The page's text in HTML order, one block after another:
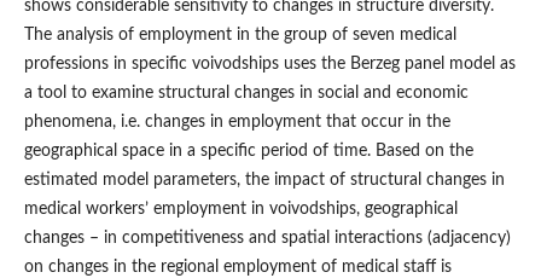
shows considerable sensitivity to changes in structure diversity.
The analysis of employment in the group of seven medical
professions in specific voivodships uses the Berzeg panel model as
a tool to examine structural changes in social and economic
phenomena, i.e. changes in employment that occur in the
geographical space in a specific period of time. Based on the
estimated model parameters, the impact of structural changes in
medical workers’ employment in voivodships, geographical
changes – in competitiveness and spatial interactions (adjacency)
on changes in the regional employment of medical staff is